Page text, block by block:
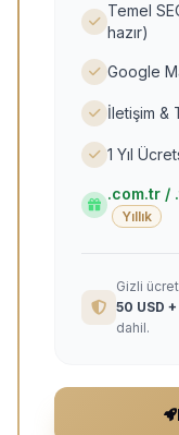
Temel
hazır)
Google
İletişim &
1 Yıl
.com.tr /
Yıllık
Gizli
50 USD
dahil.